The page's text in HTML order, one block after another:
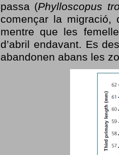
passa (Phylloscopus
començar la migració,
mentre que les
d’abril endavant. Es
abandonen abans les